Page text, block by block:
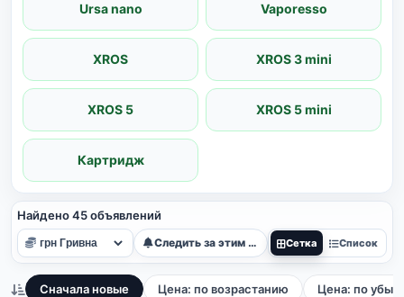
Ursa nano Vaporesso
XROS XROS 3 mini
XROS 5 XROS 5 mini
Картридж
Найдено 45 объявлений
Следить за этим поискомСетка Список
Сначала новые Цена: по возрастанию Цена: по